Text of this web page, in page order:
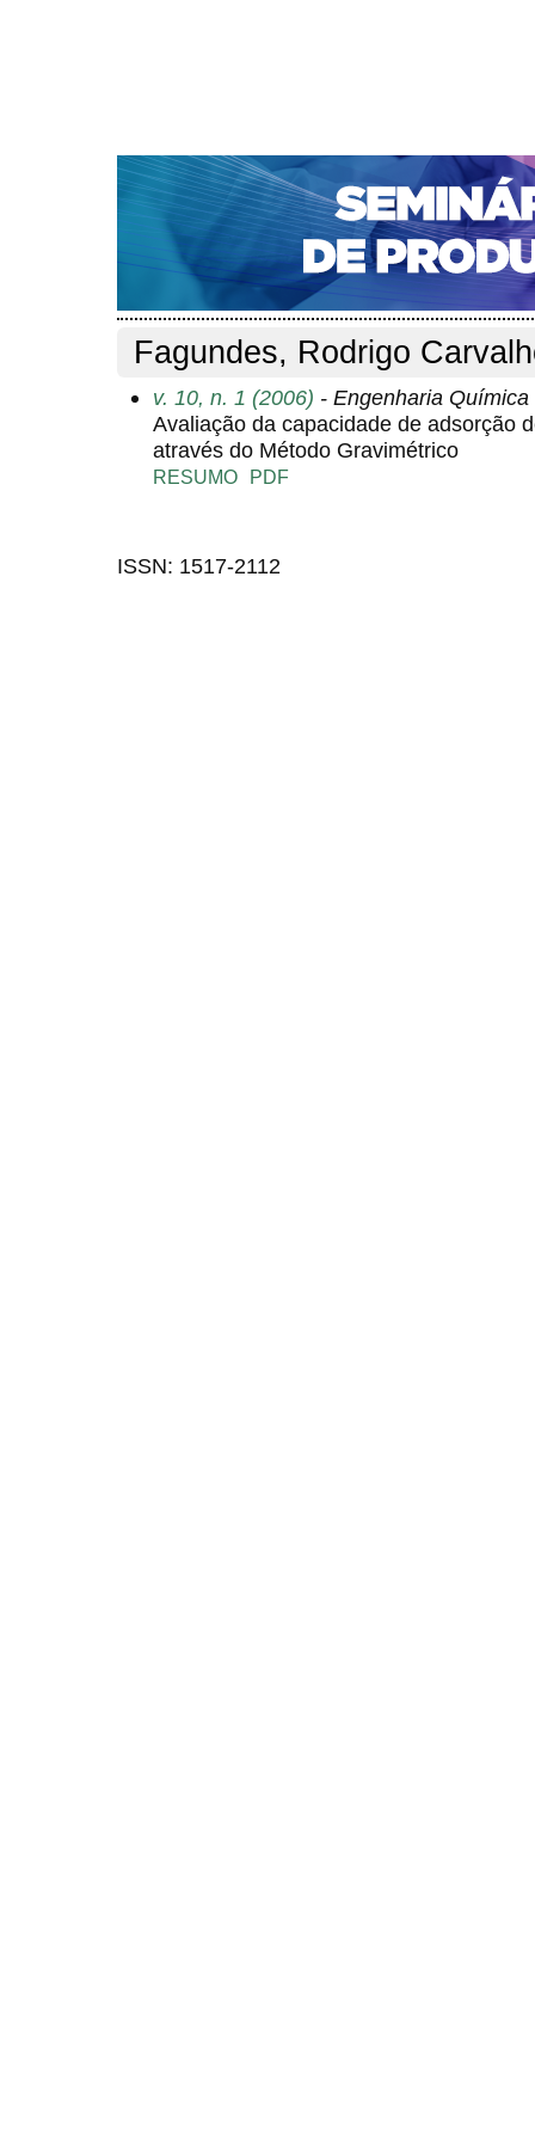
CAPA SOBRE ACESSO
NOTÍCIAS
PORTAL DE REVISTAS DA UNIFACS
Pesquisa > Perfil do autor
Perfil do autor
Fagundes, Rodrigo
v. 10, n. 1 (2006) - Engenharia Química
Avaliação da capacidade de adsorção
através do Método Gravimétrico
RESUMO PDF
ISSN: 1517-2112